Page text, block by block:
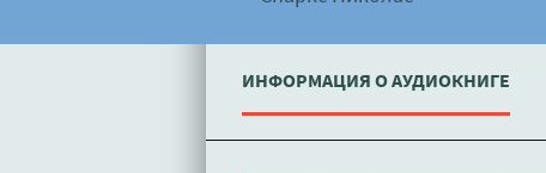
ИНФОРМАЦИЯ О АУДИОКНИГЕ